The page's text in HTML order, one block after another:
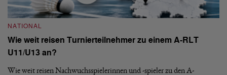
NATIONAL
Wie weit reisen Turnierteilnehmer zu einem A-RLT
U11/U13 an?
Wie weit reisen Nachwuchsspielerinnen und -spieler zu den A-